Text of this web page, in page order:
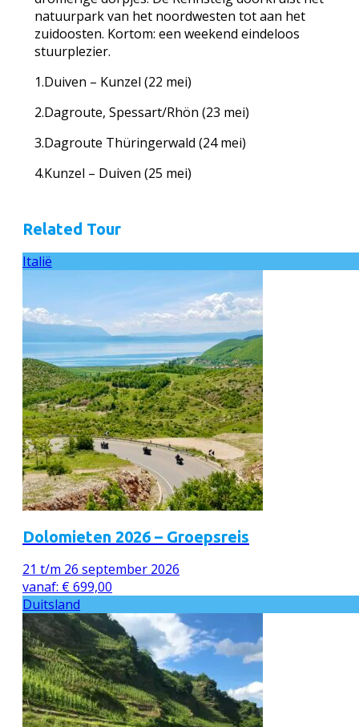
natuurpark van het noordwesten tot aan het
zuidoosten. Kortom: een weekend eindeloos
stuurplezier.
1.Duiven – Kunzel (22 mei)
2.Dagroute, Spessart/Rhön (23 mei)
3.Dagroute Thüringerwald (24 mei)
4.Kunzel – Duiven (25 mei)
Related Tour
Italië
Dolomieten 2026 – Groepsreis
21 t/m 26 september 2026
vanaf: €699,00
Duitsland